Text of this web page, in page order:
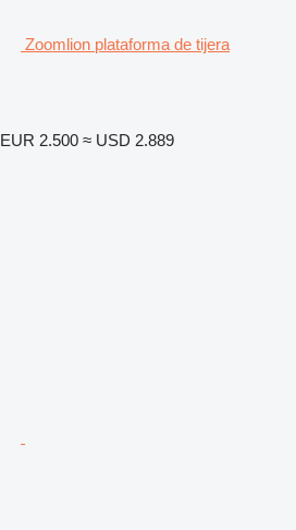
Zoomlion plataforma de tijera
EUR 2.500 ≈ USD 2.889